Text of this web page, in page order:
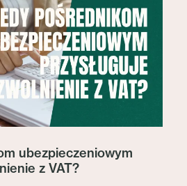
ubezpieczeniowym
z VAT?